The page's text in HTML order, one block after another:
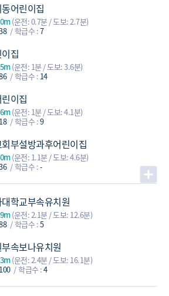
어린이집
(운전: 0.7분 / 도보: 2.7분)
학급수 :7
집
(운전: 1분 / 도보: 3.6분)
학급수 : 14
이집
(운전: 1분 / 도보: 4.1분)
18 학급수 :9
부설방과후어린이집
(운전: 1.1분 / 도보: 4.6분)
학급수 :-
학교부속유치원
(운전: 2.1분 / 도보: 12.6분)
학급수 :5
속보나유치원
(운전: 2.4분 / 도보: 16.1분)
100 학급수 :4